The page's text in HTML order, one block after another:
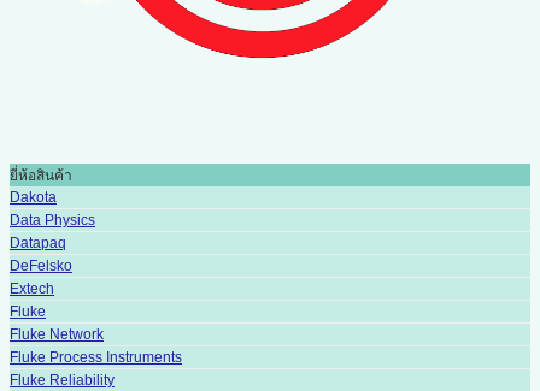
ยี่ห้อสินค้า
Dakota
Data Physics
Datapaq
DeFelsko
Extech
Fluke
Fluke Network
Fluke Process Instruments
Fluke Reliability